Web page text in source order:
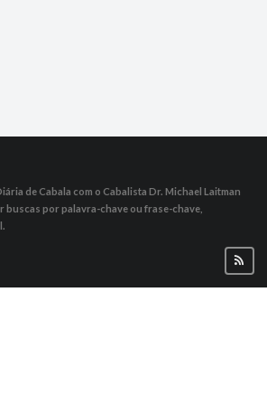
de Cabala com o Cabalista Dr. Michael Laitman
buscas por palavra-chave ou frase-chave,